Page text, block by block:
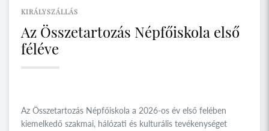
KIRÁLYSZÁLLÁS
Az Összetartozás Népfőiskola első
féléve
Az Összetartozás Népfőiskola a 2026-os év első felében
kiemelkedő szakmai, hálózati és kulturális tevékenységet